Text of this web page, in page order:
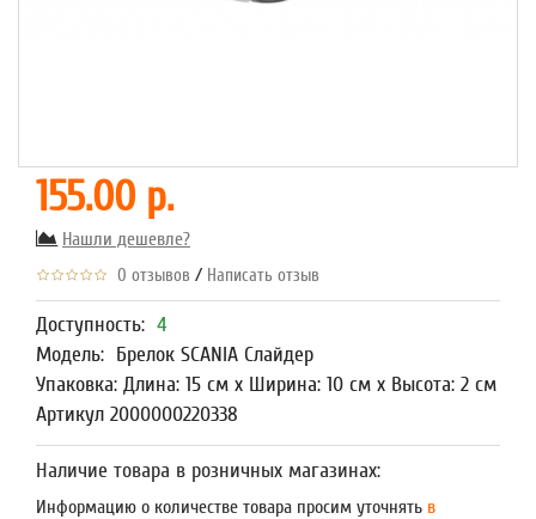
155.00 р.
Нашли дешевле?
0 отзывов / Написать отзыв
Доступность: 4
Модель: Брелок SCANIA Слайдер
Упаковка: Длина: 15 см x Ширина: 10 см x Высота: 2 см
Артикул 2000000220338
Наличие товара в розничных магазинах:
Информацию о количестве товара просим уточнять в